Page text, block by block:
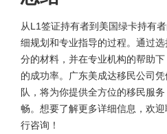
从L1签证持有者到美国绿卡持有
细规划和专业指导的过程。通过
分的材料，并在专业机构的帮助
的成功率。广东美成达移民公司
队，将为你提供全方位的移民服
畅。想要了解更多详细信息，欢
行咨询！